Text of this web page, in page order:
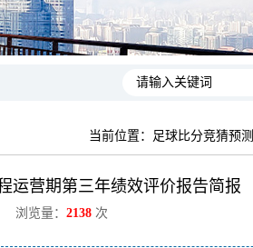
当前位置： 足球比分竞猜预测
运营期第三年绩效评价报告简报
浏览量： 2138 次